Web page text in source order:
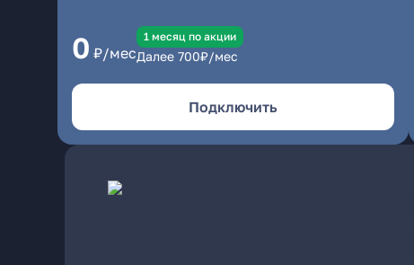
0 ₽/мес
1 месяц по акции
Далее 700₽/мес
Подключить